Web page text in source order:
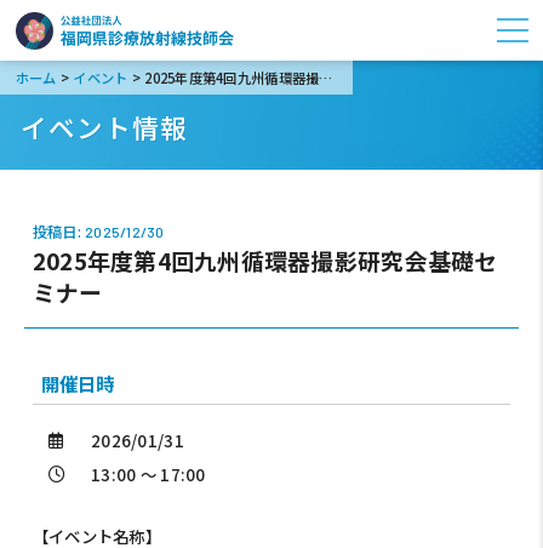
ホーム > イベント > 2025年度第4回九州循環器撮影研究会基礎セミナー
イベント情報
投稿日:2025/12/30
2025年度第4回九州循環器撮影研究会基礎セ
ミナー
開催日時
2026/01/31
13:00 ～ 17:00
【イベント名称】